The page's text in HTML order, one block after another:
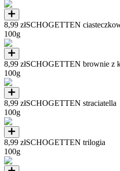
8,99 złSCHOGETTEN
100g
8,99 złSCHOGETTEN brownie z
100g
8,99 złSCHOGETTEN straciatella
100g
8,99 złSCHOGETTEN trilogia
100g